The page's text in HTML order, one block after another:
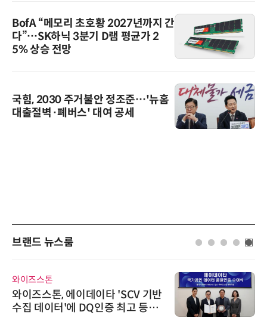
BofA “메모리 초호황 2027년까지 간
다”…SK하닉 3분기 D램 평균가 2
5% 상승 전망
국힘, 2030 주거불안 정조준…'뉴홈
대출절벽·폐버스' 대여 공세
브랜드 뉴스룸
와이즈스톤
와이즈스톤, 에이데이타 'SCV 기반
수집 데이터'에 DQ인증 최고 등급